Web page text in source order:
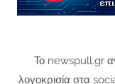
Το newspull.gr
λογοκρισία στα